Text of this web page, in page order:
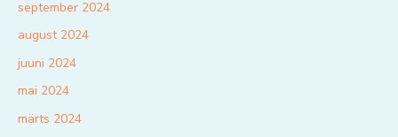
september 2024
august 2024
juuni 2024
mai 2024
märts 2024